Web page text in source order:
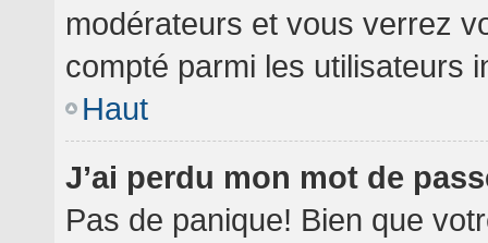
modérateurs et vous verrez
compté parmi les utilisateurs
Haut
J’ai perdu mon mot de
Pas de panique! Bien que